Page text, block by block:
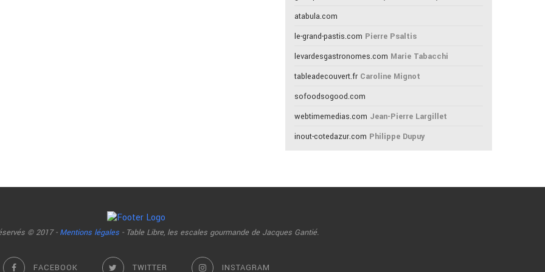
atabula.com
le-grand-pastis.com Pierre Psaltis
levardesgastronomes.com Marie Tabacchi
tableadecouvert.fr Caroline Mignot
sofoodsogood.com
webtimemedias.com Jean-Pierre Largillet
inout-cotedazur.com Philippe Dupuy
© 2017 - Mentions légales - Table Libre, les escales gourmande de Jacques Gantié.
FACEBOOK TWITTER INSTAGRAM